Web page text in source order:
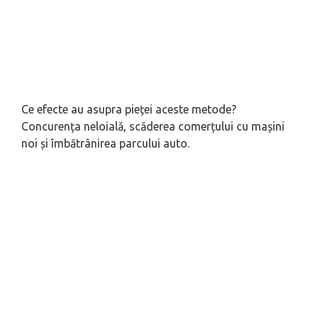
Ce efecte au asupra pieței aceste metode?
Concurența neloială, scăderea comerțului cu mașini
noi și îmbătrânirea parcului auto.